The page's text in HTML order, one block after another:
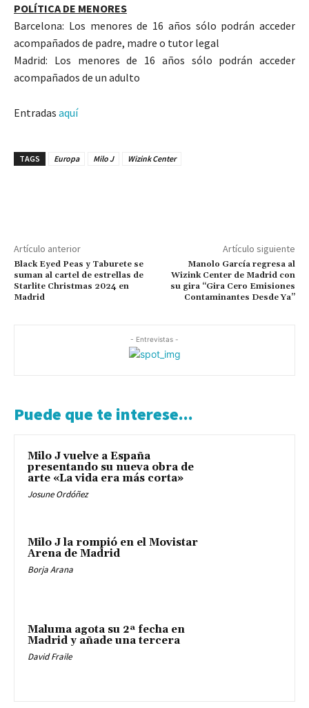
POLÍTICA DE MENORES
Barcelona: Los menores de 16 años sólo podrán acceder
acompañados de padre, madre o tutor legal
Madrid: Los menores de 16 años sólo podrán acceder
acompañados de un adulto
Entradas aquí
TAGS Europa Milo J Wizink Center
Artículo anterior
Black Eyed Peas y Taburete se
suman al cartel de estrellas de
Starlite Christmas 2024 en
Madrid
Artículo siguiente
Manolo García regresa al
Wizink Center de Madrid con
su gira “Gira Cero Emisiones
Contaminantes Desde Ya”
- Entrevistas -
Puede que te interese...
Milo J vuelve a España
presentando su nueva obra de
arte «La vida era más corta»
Josune Ordóñez
Milo J la rompió en el Movistar
Arena de Madrid
Borja Arana
Maluma agota su 2ª fecha en
Madrid y añade una tercera
David Fraile